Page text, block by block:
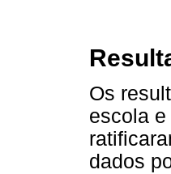
Os
escola
dados